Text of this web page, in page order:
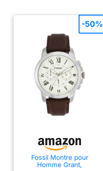
Fossil Montre pour
Homme Grant,
-50%